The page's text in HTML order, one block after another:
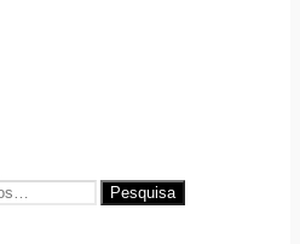
Pesquisa